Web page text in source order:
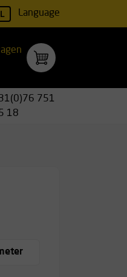
Language
751
18